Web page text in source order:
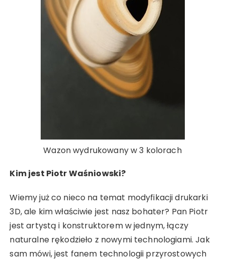
Wazon wydrukowany w 3 kolorach
Kim jest Piotr Waśniowski?
Wiemy już co nieco na temat modyfikacji drukarki
3D, ale kim właściwie jest nasz bohater? Pan Piotr
jest artystą i konstruktorem w jednym, łączy
naturalne rękodzieło z nowymi technologiami. Jak
sam mówi, jest fanem technologii przyrostowych